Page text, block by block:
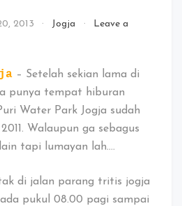
2013 Jogja
Leave a
– Setelah sekian lama di
punya tempat hiburan
Water Park Jogja sudah
Walaupun ga sebagus
tapi lumayan lah….
di jalan parang tritis jogja
pukul 08.00 pagi sampai